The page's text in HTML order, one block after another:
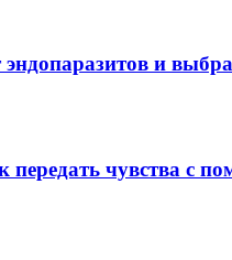
и
чувства с